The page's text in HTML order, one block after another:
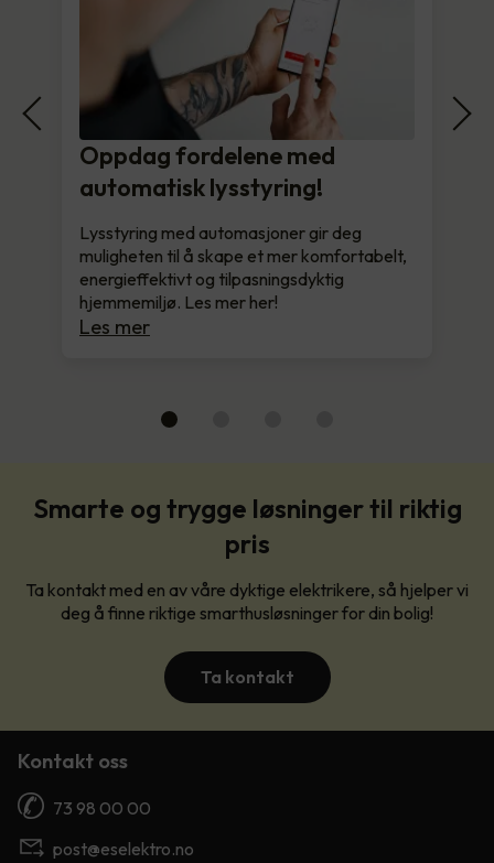
Oppdag fordelene med
automatisk lysstyring!
Lysstyring med automasjoner gir deg
muligheten til å skape et mer komfortabelt,
energieffektivt og tilpasningsdyktig
hjemmemiljø. Les mer her!
Les mer
Smarte og trygge løsninger til riktig
pris
Ta kontakt med en av våre dyktige elektrikere, så hjelper vi
deg å finne riktige smarthusløsninger for din bolig!
Ta kontakt
Kontakt oss
73 98 00 00
post@eselektro.no